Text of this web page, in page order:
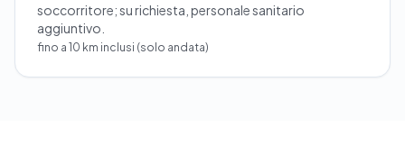
soccorritore; su richiesta, personale sanitario
aggiuntivo.
fino a 10 km inclusi (solo andata)